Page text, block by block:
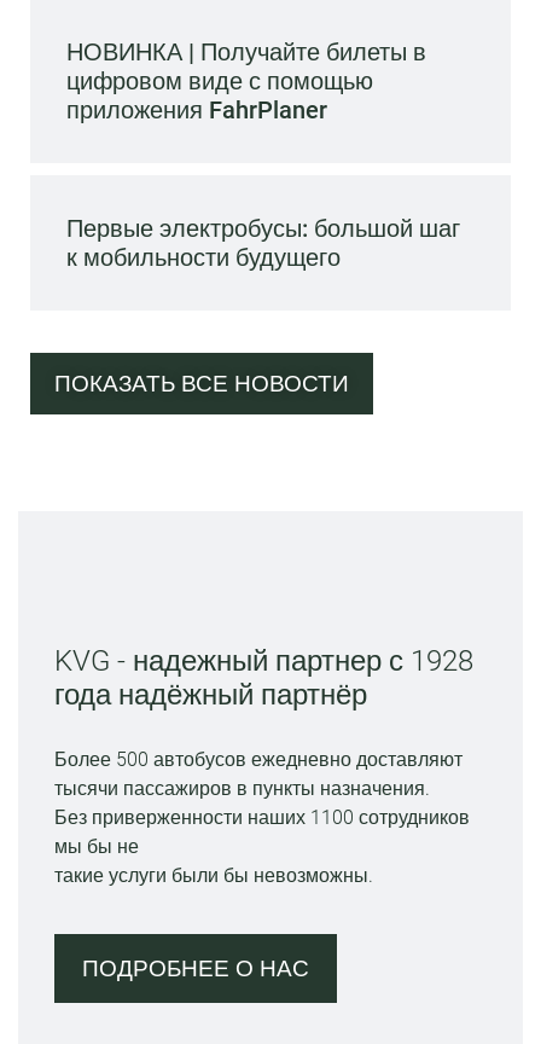
НОВИНКА | Получайте билеты в
цифровом виде с помощью
приложения FahrPlaner
Первые электробусы: большой шаг
к мобильности будущего
ПОКАЗАТЬ ВСЕ НОВОСТИ
KVG - надежный партнер с 1928
года надёжный партнёр
Более 500 автобусов ежедневно доставляют
тысячи пассажиров в пункты назначения.
Без приверженности наших 1100 сотрудников
мы бы не
такие услуги были бы невозможны.
ПОДРОБНЕЕ О НАС